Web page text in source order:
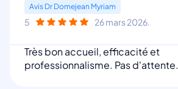
Avis Dr Domejean Myriam
5 26 mars 2026.
Très bon accueil, efficacité et
professionnalisme. Pas d'attente.